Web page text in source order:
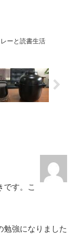
ーと読書生活
です。こ
勉強になりました